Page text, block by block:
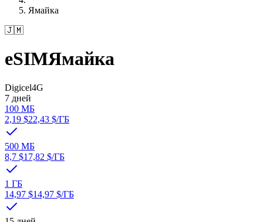
Ямайка
🇯🇲
eSIMЯмайка
Digicel4G
7 дней
100 МБ
2,19 $22,43 $/ГБ
500 МБ
8,7 $17,82 $/ГБ
1 ГБ
14,97 $14,97 $/ГБ